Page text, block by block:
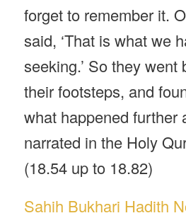
forget to remember it.
said, ‘That is what we
seeking.’ So they went
their footsteps, and
what happened further
narrated in the Holy
(18.54 up to 18.82)
Sahih Bukhari Hadith